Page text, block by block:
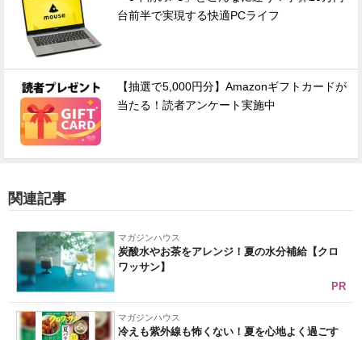
台前半で実現する快適PCライフ
【抽選で5,000円分】Amazonギフトカードが
当たる！読者アンケート実施中
関連記事
マガジンハウス
炭酸水やお茶をアレンジ！夏の水分補給【クロ
ワッサン】
PR
マガジンハウス
冷えも紫外線も怖くない！夏を心地よく過ごす